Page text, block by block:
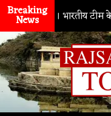
Breaking
News
नाथद्वारा। भारतीय टीम के